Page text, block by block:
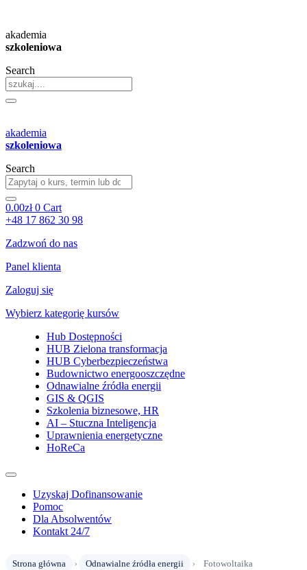
treści
akademia
szkoleniowa
Search
akademia
szkoleniowa
Search
0.00zł 0 Cart
+48 17 862 30 98
Zadzwoń do nas
Panel klienta
Zaloguj się
Wybierz kategorię kursów
Hub Dostępności
HUB Zielona transformacja
HUB Cyberbezpieczeństwa
Budownictwo energooszczędne
Odnawialne źródła energii
GIS & QGIS
Szkolenia biznesowe, HR
AI – Stuczna Inteligencja
Uprawnienia energetyczne
HoReCa
Uzyskaj Dofinansowanie
Pomoc
Dla Absolwentów
Kontakt 24/7
Strona główna › Odnawialne źródła energii › Fotowoltaika